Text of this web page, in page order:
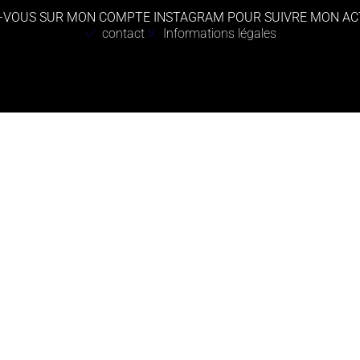
VOUS SUR MON COMPTE INSTAGRAM POUR SUIVRE MON
contact
Informations légales